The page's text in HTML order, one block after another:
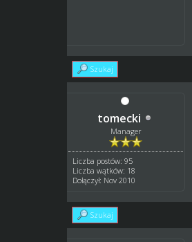
Szukaj
tomecki
Manager
Liczba postów: 95
Liczba wątków: 18
Dołączył: Nov 2010
Szukaj